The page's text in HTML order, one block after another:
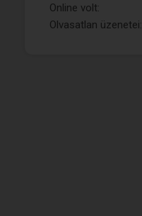
Online volt:
Olvasatlan üzenetei: